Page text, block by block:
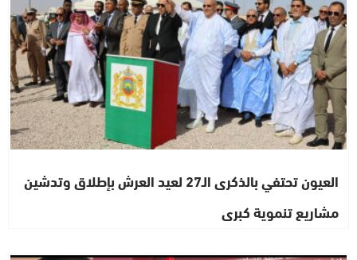
العيون تحتفي بالذكرى الـ27 لعيد العرش بإطلاق وتدشين
مشاريع تنموية كبرى